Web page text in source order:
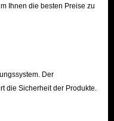
Ihnen die besten Preise zu
Der
die Sicherheit der Produkte.